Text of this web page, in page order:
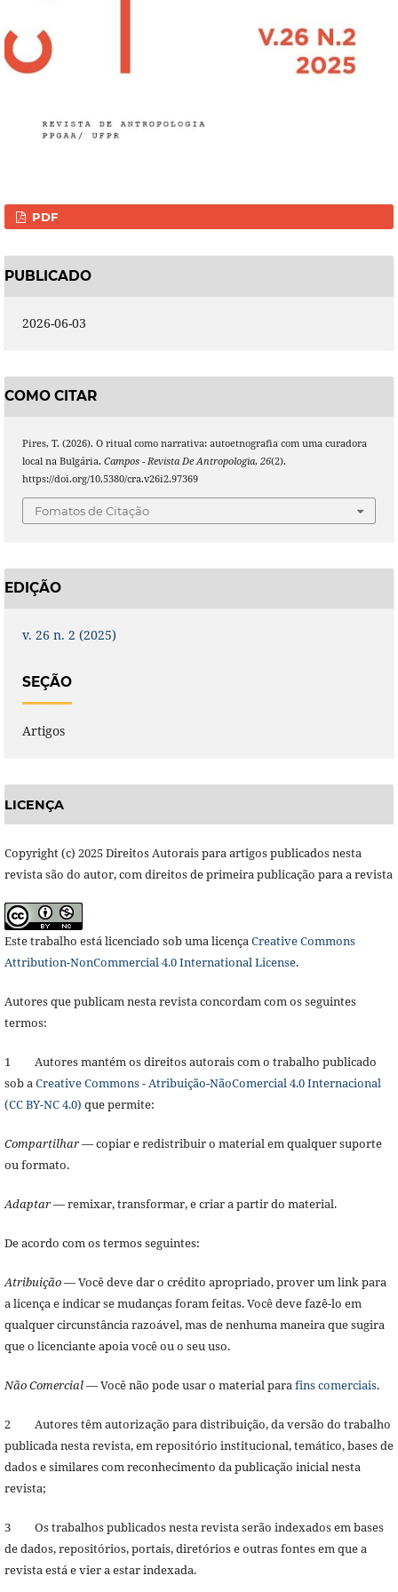
PDF
PUBLICADO
2026-06-03
COMO CITAR
Pires, T. (2026). O ritual como narrativa: autoetnografia com uma curadora
local na Bulgária. Campos - Revista De Antropologia, 26(2).
https://doi.org/10.5380/cra.v26i2.97369
Fomatos de Citação
EDIÇÃO
v. 26 n. 2 (2025)
SEÇÃO
Artigos
LICENÇA
Copyright (c) 2025 Direitos Autorais para artigos publicados nesta
revista são do autor, com direitos de primeira publicação para a revista
Este trabalho está licenciado sob uma licençaCreative Commons
Attribution-NonCommercial 4.0 International License.
Autores que publicam nesta revista concordam com os seguintes
termos:
1 Autores mantém os direitos autorais com o trabalho publicado
sob aCreative Commons - Atribuição-NãoComercial 4.0 Internacional
(CC BY-NC 4.0) que permite:
Compartilhar— copiar e redistribuir o material em qualquer suporte
ou formato.
Adaptar— remixar, transformar, e criar a partir do material.
De acordo com os termos seguintes:
Atribuição— Você deve dar o crédito apropriado, prover um link para
a licença e indicar se mudanças foram feitas. Você deve fazê-lo em
qualquer circunstância razoável, mas de nenhuma maneira que sugira
que o licenciante apoia você ou o seu uso.
Não Comercial— Você não pode usar o material parafins comerciais.
2 Autores têm autorização para distribuição, da versão do trabalho
publicada nesta revista, em repositório institucional, temático, bases de
dados e similares com reconhecimento da publicação inicial nesta
revista;
3 Os trabalhos publicados nesta revista serão indexados em bases
de dados, repositórios, portais, diretórios e outras fontes em que a
revista está e vier a estar indexada.